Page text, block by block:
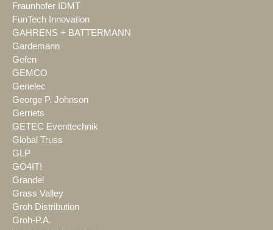
Fraunhofer IDMT
FunTech Innovation
GAHRENS + BATTERMANN
Gardemann
Gefen
GEMCO
Genelec
George P. Johnson
Gerriets
GETEC Eventtechnik
Global Truss
GLP
GO4IT!
Grandel
Grass Valley
Groh Distribution
Groh-P.A.